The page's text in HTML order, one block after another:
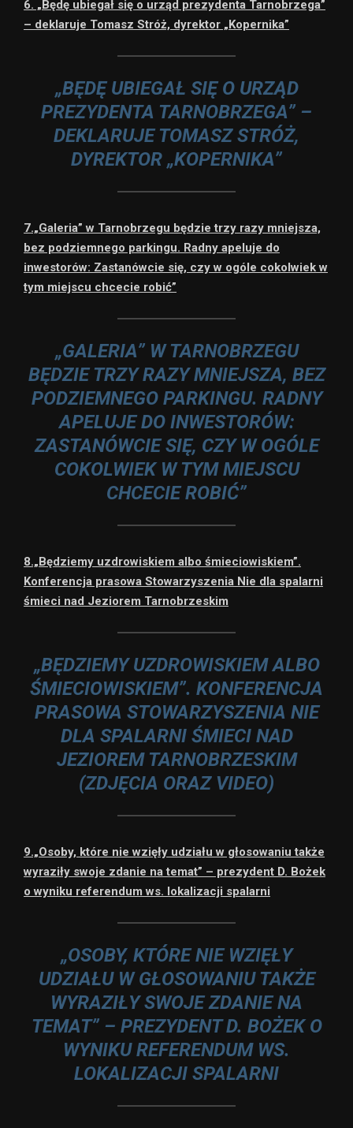
6. „Będę ubiegał się o urząd prezydenta Tarnobrzega”
– deklaruje Tomasz Stróż, dyrektor „Kopernika”
„BĘDĘ UBIEGAŁ SIĘ O URZĄD
PREZYDENTA TARNOBRZEGA” –
DEKLARUJE TOMASZ STRÓŻ,
DYREKTOR „KOPERNIKA”
7.„Galeria” w Tarnobrzegu będzie trzy razy mniejsza,
bez podziemnego parkingu. Radny apeluje do
inwestorów: Zastanówcie się, czy w ogóle cokolwiek w
tym miejscu chcecie robić”
„GALERIA” W TARNOBRZEGU
BĘDZIE TRZY RAZY MNIEJSZA, BEZ
PODZIEMNEGO PARKINGU. RADNY
APELUJE DO INWESTORÓW:
ZASTANÓWCIE SIĘ, CZY W OGÓLE
COKOLWIEK W TYM MIEJSCU
CHCECIE ROBIĆ”
8.„Będziemy uzdrowiskiem albo śmieciowiskiem”.
Konferencja prasowa Stowarzyszenia Nie dla spalarni
śmieci nad Jeziorem Tarnobrzeskim
„BĘDZIEMY UZDROWISKIEM ALBO
ŚMIECIOWISKIEM”. KONFERENCJA
PRASOWA STOWARZYSZENIA NIE
DLA SPALARNI ŚMIECI NAD
JEZIOREM TARNOBRZESKIM
(ZDJĘCIA ORAZ VIDEO)
9.„Osoby, które nie wzięły udziału w głosowaniu także
wyraziły swoje zdanie na temat” – prezydent D. Bożek
o wyniku referendum ws. lokalizacji spalarni
„OSOBY, KTÓRE NIE WZIĘŁY
UDZIAŁU W GŁOSOWANIU TAKŻE
WYRAZIŁY SWOJE ZDANIE NA
TEMAT” – PREZYDENT D. BOŻEK O
WYNIKU REFERENDUM WS.
LOKALIZACJI SPALARNI